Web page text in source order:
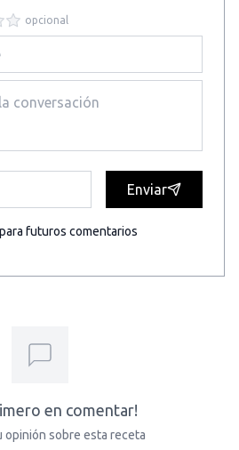
opcional
Enviar
futuros comentarios
en comentar!
opinión sobre esta receta